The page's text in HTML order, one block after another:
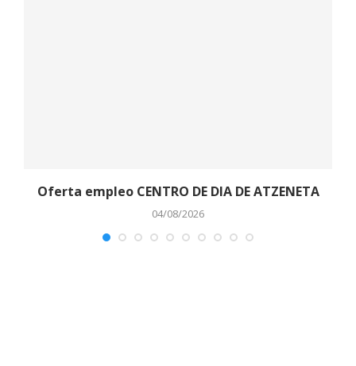
Oferta empleo CENTRO DE DIA DE ATZENETA
04/08/2026